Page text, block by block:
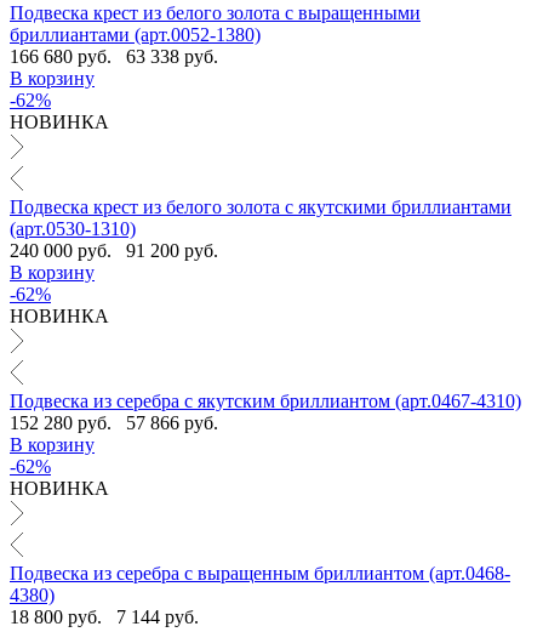
Подвеска крест из белого золота с выращенными
бриллиантами (арт.0052-1380)
166 680 руб.
63 338 руб.
В корзину
-62%
НОВИНКА
Подвеска крест из белого золота с якутскими бриллиантами
(арт.0530-1310)
240 000 руб.
91 200 руб.
В корзину
-62%
НОВИНКА
Подвеска из серебра с якутским бриллиантом (арт.0467-4310)
152 280 руб.
57 866 руб.
В корзину
-62%
НОВИНКА
Подвеска из серебра с выращенным бриллиантом (арт.0468-
4380)
18 800 руб.
7 144 руб.